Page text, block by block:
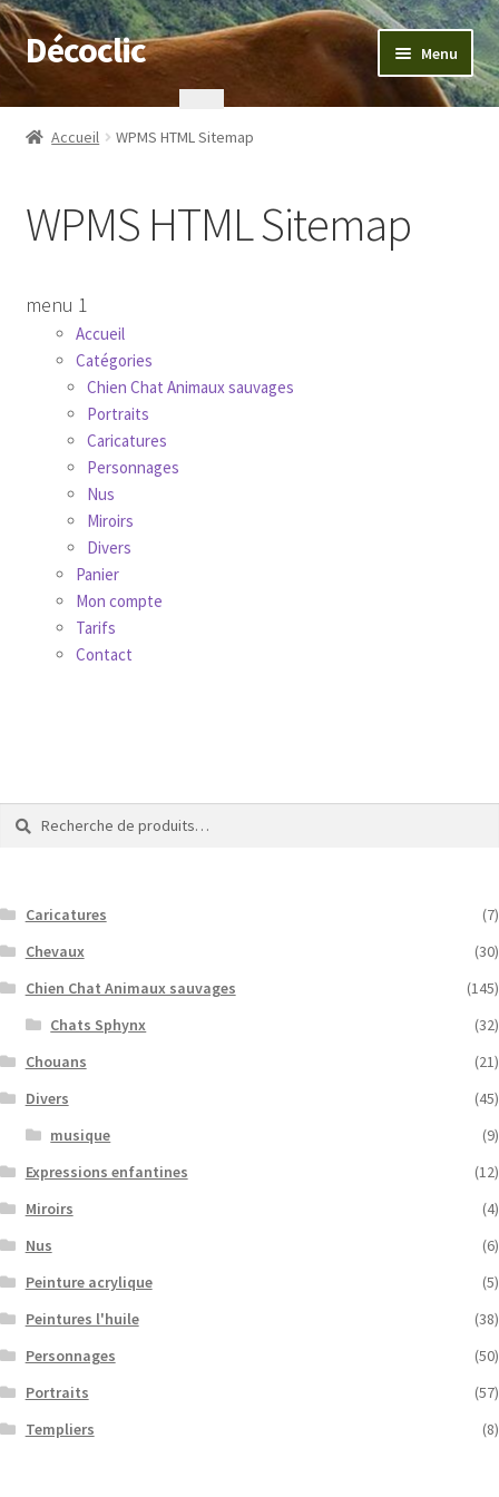
Aller
à
navigation
Aller
au
Décoclic Menu
Accueil
Commande
Mentions légales
Panier
Tarifs
WPMS HTML Sitemap
Accueil WPMS HTML Sitemap
WPMS HTML Sitemap
menu 1
Accueil
Catégories
Chien Chat Animaux sauvages
Portraits
Caricatures
Personnages
Nus
Miroirs
Divers
Panier
Mon compte
Tarifs
Contact
Recherche
pour :
Recherche
Caricatures
(7)
Chevaux
(30)
Chien Chat Animaux sauvages
(145)
Chats Sphynx
(32)
Chouans
(21)
Divers
(45)
musique
(9)
Expressions enfantines
(12)
Miroirs
(4)
Nus
(6)
Peinture acrylique
(5)
Peintures l'huile
(38)
Personnages
(50)
Portraits
(57)
Templiers
(8)